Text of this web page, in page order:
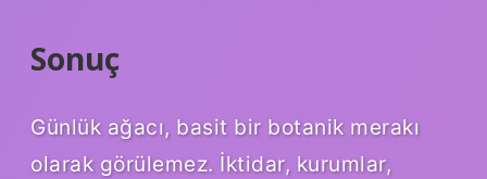
Sonuç
Günlük ağacı, basit bir botanik merakı
olarak görülemez. İktidar, kurumlar,